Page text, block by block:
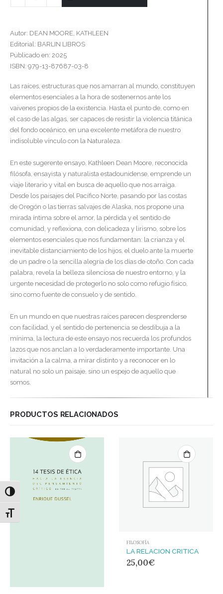
Alternar alto contraste
Alternar tamaño de letra
Autor: DEAN MOORE, KATHLEEN
Editorial: BARLIN LIBROS
Publicado en: 2025
ISBN: 979-13-87687-03-8
Las raíces, estructuras que nos amarran al mundo, constituyen
elementos esenciales a la hora de sostenernos ante los
vaivenes propios de la existencia. Hasta el punto de, como en
el caso de las algas, ser capaces de resistir la violencia titánica
del fondo oceánico, en una excelente metáfora de nuestro
indisoluble vínculo con la Naturaleza.
En este sugerente ensayo, Kathleen Dean Moore, reconocida
filósofa, ensayista y naturalista estadounidense, emprende un
viaje literario y vital en busca de aquello que nos arraiga.
Desde los paisajes del Pacífico Norte, pasando por las costas
de Oregón o las tierras salvajes de Alaska, nos propone una
mirada íntima sobre el amor, la pérdida y el sentido de
comunidad, y reflexiona, con delicadeza y lirismo, sobre los
elementos esenciales que nos fundamentan: la crianza y el
inevitable distanciamiento de los hijos, el duelo ante la muerte
de un padre o la sencilla alegría de los días de otoño. Con cada
palabra, revela la belleza silenciosa de nuestro entorno, y la
urgente necesidad de protegerlo no solo como refugio físico,
sino como fuente de consuelo y de sentido.
En un mundo en que nuestras raíces parecen desprenderse
con facilidad, y el sentido de pertenencia se desdibuja a la
mínima, la lectura de este ensayo nos recuerda los profundos
lazos que nos anclan a lo verdaderamente importante. Una
invitación a la calma, a mirar distinto y a reconocer en lo
natural no solo un paisaje, sino un espejo de aquello que
somos.
PRODUCTOS RELACIONADOS
FILOSOFÍA
LA RELACION CRITICA
25,00€